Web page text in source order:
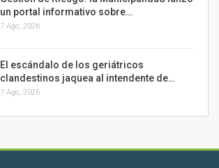
un portal informativo sobre…
7 Ago, 2026
El escándalo de los geriátricos
clandestinos jaquea al intendente de…
7 Ago, 2026